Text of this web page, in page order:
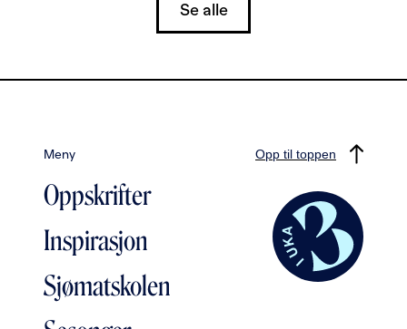
Se alle
Meny
Oppskrifter
Inspirasjon
Sjømatskolen
Opp til toppen